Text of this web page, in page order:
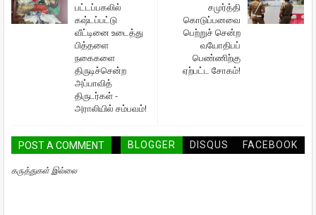
சமுர்த்தி
கொடுப்பனவை
பெற்றுச் சென்ற
வயோதிபப்
பெண்ணிற்கு
ஏற்பட்ட சோகம்!
பட்டப்பகலில்
கஷ்டப்பட்டு
வீட்டினை உடைத்து
பித்தளை
நகைகளை
திருடிச்சென்ற
அப்பாவித்
திருடர்கள் -
அராலியில் சம்பவம்!
POST A COMMENT BLOGGER DISQUS FACEBOOK
கருத்துகள் இல்லை